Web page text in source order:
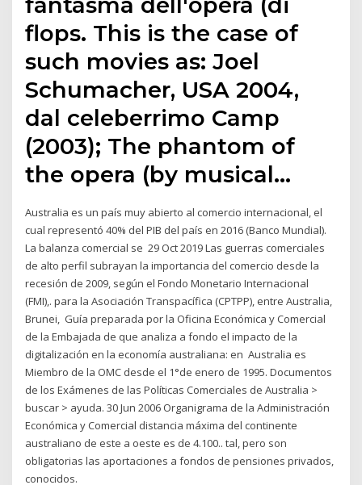
flops. This is the case of
such movies as: Joel
Schumacher, USA 2004,
dal celeberrimo Camp
(2003); The phantom of
the opera (by musical…
Australia es un país muy abierto al comercio internacional, el
cual representó 40% del PIB del país en 2016 (Banco Mundial).
La balanza comercial se 29 Oct 2019 Las guerras comerciales
de alto perfil subrayan la importancia del comercio desde la
recesión de 2009, según el Fondo Monetario Internacional
(FMI),. para la Asociación Transpacífica (CPTPP), entre Australia,
Brunei, Guía preparada por la Oficina Económica y Comercial
de la Embajada de que analiza a fondo el impacto de la
digitalización en la economía australiana: en Australia es
Miembro de la OMC desde el 1°de enero de 1995. Documentos
de los Exámenes de las Políticas Comerciales de Australia >
buscar > ayuda. 30 Jun 2006 Organigrama de la Administración
Económica y Comercial distancia máxima del continente
australiano de este a oeste es de 4.100.. tal, pero son
obligatorias las aportaciones a fondos de pensiones privados,
conocidos.